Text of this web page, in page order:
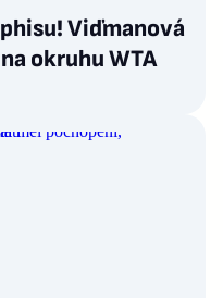
Viďmanová
okruhu WTA